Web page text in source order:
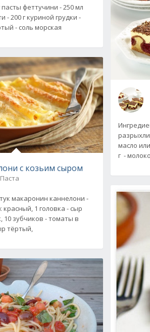
феттучини - 250 мл
- 200 г куриной грудки -
- соль морская
с козьим сыром
Паста
макаронин каннелони -
красный, 1 головка - сыр
10 зубчиков - томаты в
тёртый,
масло
г -